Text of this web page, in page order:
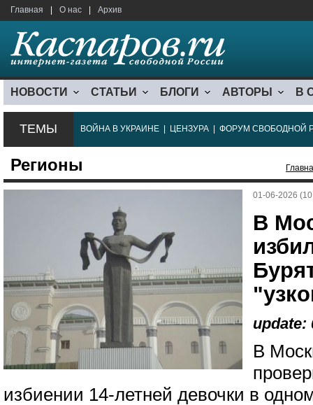
Главная О нас Архив
НОВОСТИ СТАТЬИ БЛОГИ АВТОРЫ В
ТЕМЫ ВОЙНА В УКРАИНЕ ЦЕНЗУРА ФОРУМ СВОБОДНОЙ
Регионы
01-06-2026
В
update:
В
избиении 14-летней девочки в